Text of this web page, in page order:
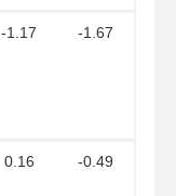
-1.17 -1.67
0.16 -0.49